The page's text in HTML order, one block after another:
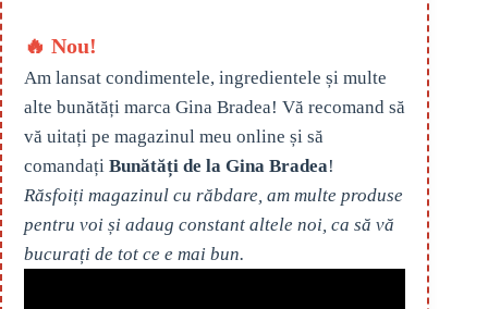
🔥 Nou!
Am lansat condimentele, ingredientele și multe
alte bunătăți marca Gina Bradea! Vă recomand să
vă uitați pe magazinul meu online și să
comandați Bunătăți de la Gina Bradea!
Răsfoiți magazinul cu răbdare, am multe produse
pentru voi și adaug constant altele noi, ca să vă
bucurați de tot ce e mai bun.